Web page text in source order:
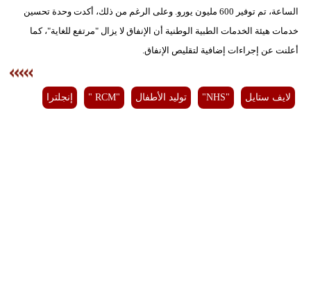
الساعة، تم توفير 600 مليون يورو. وعلى الرغم من ذلك، أكدت وحدة تحسين
خدمات هيئة الخدمات الطبية الوطنية أن الإنفاق لا يزال "مرتفع للغاية"، كما
أعلنت عن إجراءات إضافية لتقليص الإنفاق.
لايف ستايل "NHS" توليد الأطفال "RCM " إنجلترا